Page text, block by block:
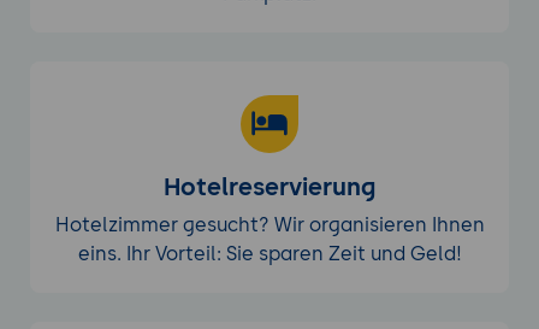
Hotelreservierung
Hotelzimmer gesucht? Wir organisieren Ihnen
eins. Ihr Vorteil: Sie sparen Zeit und Geld!